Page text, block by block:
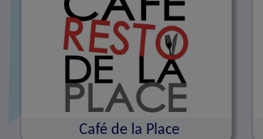
Café de la Place